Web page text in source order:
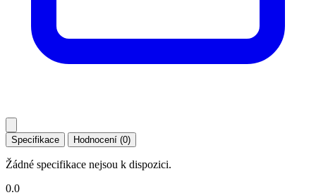
Specifikace Hodnocení (0)
Žádné specifikace nejsou k dispozici.
0.0